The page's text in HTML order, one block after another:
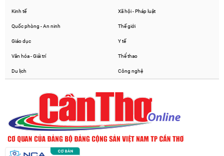
Kinh tế Xã hội - Pháp luật
Quốc phòng - An ninh Thế giới
Giáo dục Y tế
Văn hóa - Giải trí Thể thao
Du lịch Công nghệ